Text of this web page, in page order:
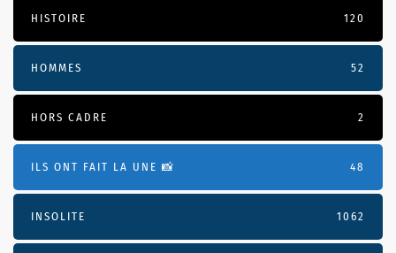
HISTOIRE 120
HOMMES 52
HORS CADRE 2
ILS ONT FAIT LA UNE 📸 48
INSOLITE 1062